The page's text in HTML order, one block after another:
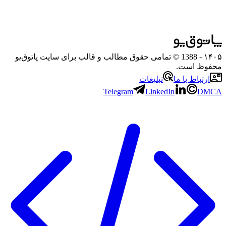
۱۴۰۵
- 1388 © تمامی حقوق مطالب و قالب برای سایت پاتوق‌یو
محفوظ است.
ارتباط با ما
تبلیغات
Telegram
LinkedIn DMCA